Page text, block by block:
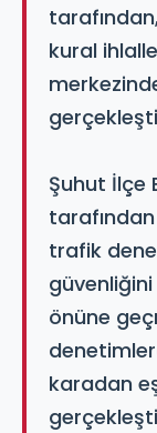
kural
Şuhut İlçe
trafik
önüne
karadan